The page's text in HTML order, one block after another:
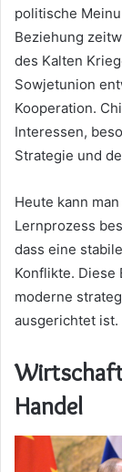
politische
Beziehung
des Kalten
Sowjetunion
Kooperation.
Interessen,
Strategie und
Heute kann
Lernprozess
dass eine
Konflikte. Diese
moderne
ausgerichtet ist.
Handel